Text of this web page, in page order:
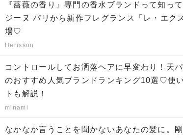
『薔薇の香り』専門の香水ブランドって知っ
ジーヌ パリから新作フレグランス「レ・エク
場♡
Herisson
コントロールしてお洒落ヘアに早変わり！天
のおすすめ人気ブランドランキング10選♡使
トも解説！
minami
なかなか言うことを聞かないあなたの髪に。